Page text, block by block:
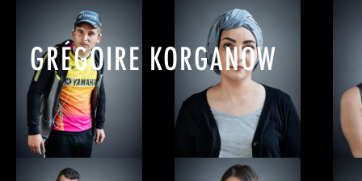
GRÉGOIRE KORGANOW